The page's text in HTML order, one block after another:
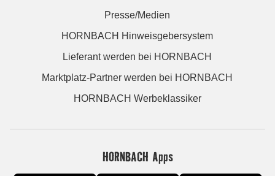
Presse/Medien
HORNBACH Hinweisgebersystem
Lieferant werden bei HORNBACH
Marktplatz-Partner werden bei HORNBACH
HORNBACH Werbeklassiker
HORNBACH Apps